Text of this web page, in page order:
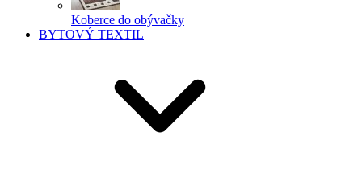
Koberce do obývačky
BYTOVÝ TEXTIL